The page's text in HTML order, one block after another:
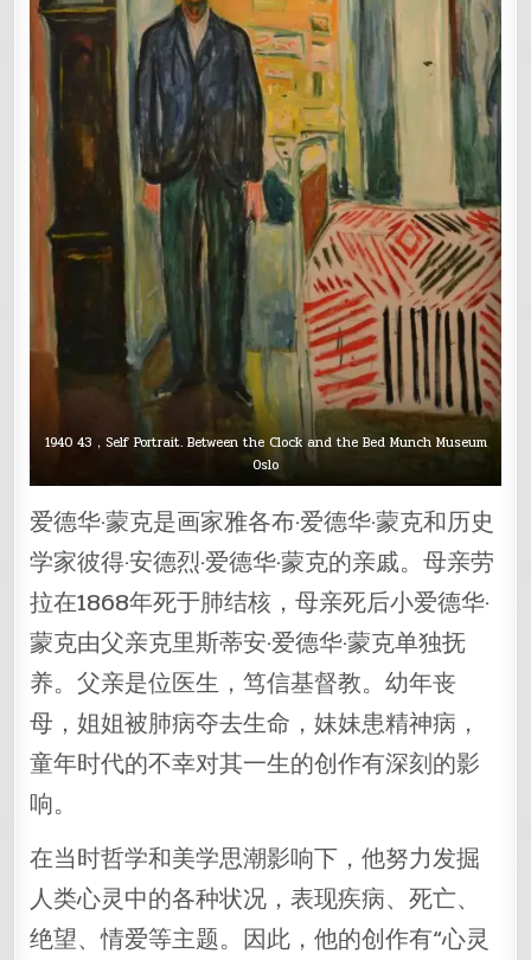
1940 43，Self Portrait. Between the Clock and the Bed Munch Museum
Oslo
爱德华·蒙克是画家雅各布·爱德华·蒙克和历史
学家彼得·安德烈·爱德华·蒙克的亲戚。母亲劳
拉在1868年死于肺结核，母亲死后小爱德华·
蒙克由父亲克里斯蒂安·爱德华·蒙克单独抚
养。父亲是位医生，笃信基督教。幼年丧
母，姐姐被肺病夺去生命，妹妹患精神病，
童年时代的不幸对其一生的创作有深刻的影
响。
在当时哲学和美学思潮影响下，他努力发掘
人类心灵中的各种状况，表现疾病、死亡、
绝望、情爱等主题。因此，他的创作有“心灵